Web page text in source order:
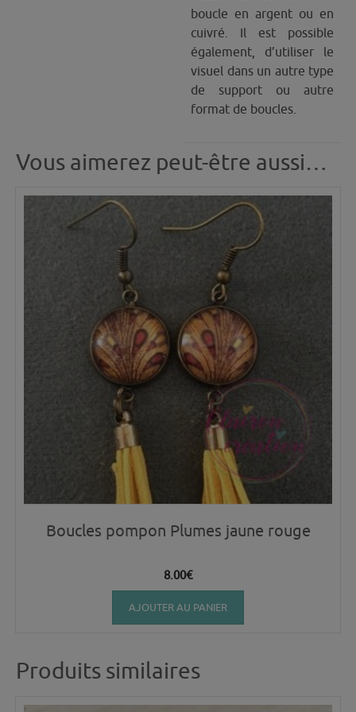
boucle en argent ou en
cuivré. Il est possible
également, d’utiliser le
visuel dans un autre type
de support ou autre
format de boucles.
Vous aimerez peut-être aussi…
Boucles pompon Plumes jaune rouge
8.00€
AJOUTER AU PANIER
Produits similaires